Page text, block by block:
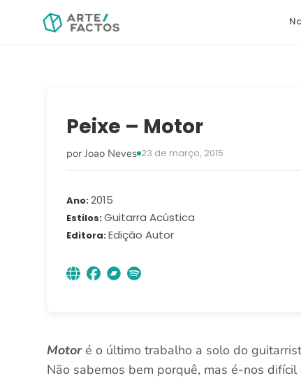
Peixe – Motor
por Joao Neves 23 de março, 2015
Ano 2015
Estilos Guitarra Acústica
Editora Edição Autor
Motoré o último trabalho a solo do
Não sabemos bem porquê, mas é-nos